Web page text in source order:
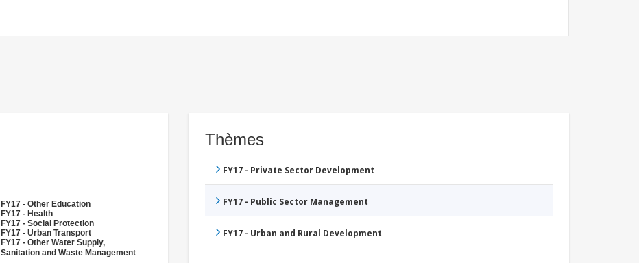
FY17 - Other Education
FY17 - Health
FY17 - Social Protection
FY17 - Urban Transport
FY17 - Other Water Supply,
Sanitation and Waste Management
Thèmes
FY17 - Private Sector Development
FY17 - Public Sector Management
FY17 - Urban and Rural Development